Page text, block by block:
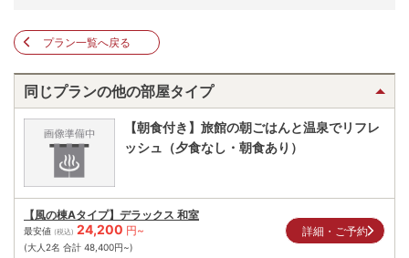
プラン一覧へ戻る
同じプランの他の部屋タイプ
【朝食付き】旅館の朝ごはんと温泉でリフレ
ッシュ（夕食なし・朝食あり）
【風の棟Aタイプ】デラックス 和室
最安値 (税込) 24,200 円~
(大人2名 合計 48,400円~)
詳細・ご予約